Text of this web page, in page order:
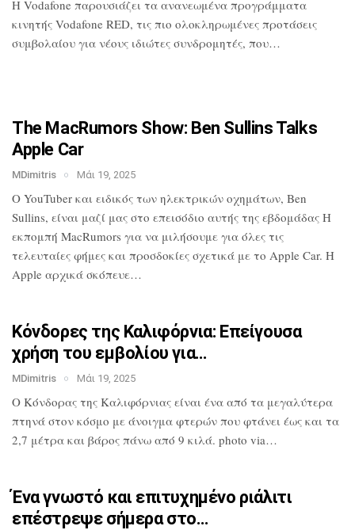
H Vodafone παρουσιάζει τα ανανεωμένα προγράμματα
κινητής Vodafone RED, τις πιο ολοκληρωμένες προτάσεις
συμβολαίου για νέους ιδιώτες συνδρομητές, που…
The MacRumors Show: Ben Sullins Talks
Apple Car
MDimitris Μάι 19, 2025
Ο YouTuber και ειδικός των ηλεκτρικών οχημάτων, Ben
Sullins, είναι μαζί μας στο επεισόδιο αυτής της εβδομάδας Η
εκπομπή MacRumors για να μιλήσουμε για όλες τις
τελευταίες φήμες και προσδοκίες σχετικά με το Apple Car. Η
Apple αρχικά σκόπευε…
Κόνδορες της Καλιφόρνια: Επείγουσα
χρήση του εμβολίου για…
MDimitris Μάι 19, 2025
Ο Κόνδορας της Καλιφόρνιας είναι ένα από τα μεγαλύτερα
πτηνά στον κόσμο με άνοιγμα φτερών που φτάνει έως και τα
2,7 μέτρα και βάρος πάνω από 9 κιλά. photo via…
Ένα γνωστό και επιτυχημένο ριάλιτι
επέστρεψε σήμερα στο…